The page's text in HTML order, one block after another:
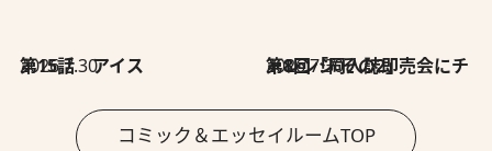
2026.7.30
第15話 アイス 2026.7.30
第8回「同人誌即売会にチャレンジ その2」
コミック＆エッセイルームTOP